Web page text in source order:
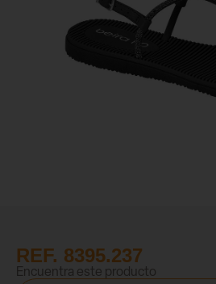
REF. 8395.237
Encuentra este producto